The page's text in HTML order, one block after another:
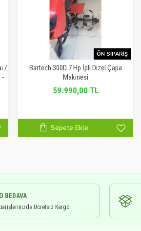
/
-
ÖN SIPARIŞ
Bartech 300D 7 Hp İpli Dizel Çapa
Makinesi
59.990,00 TL
Sepete Ekle
BEDAVA
Ücretsiz Kargo